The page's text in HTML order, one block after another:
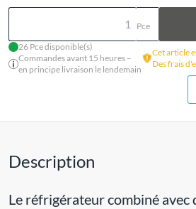
Pce
26 Pce disponible(s)
Commandes avant 15 heures –
en principe livraison le lendemain
Cet article
Des frais
Description
Le réfrigérateur combiné